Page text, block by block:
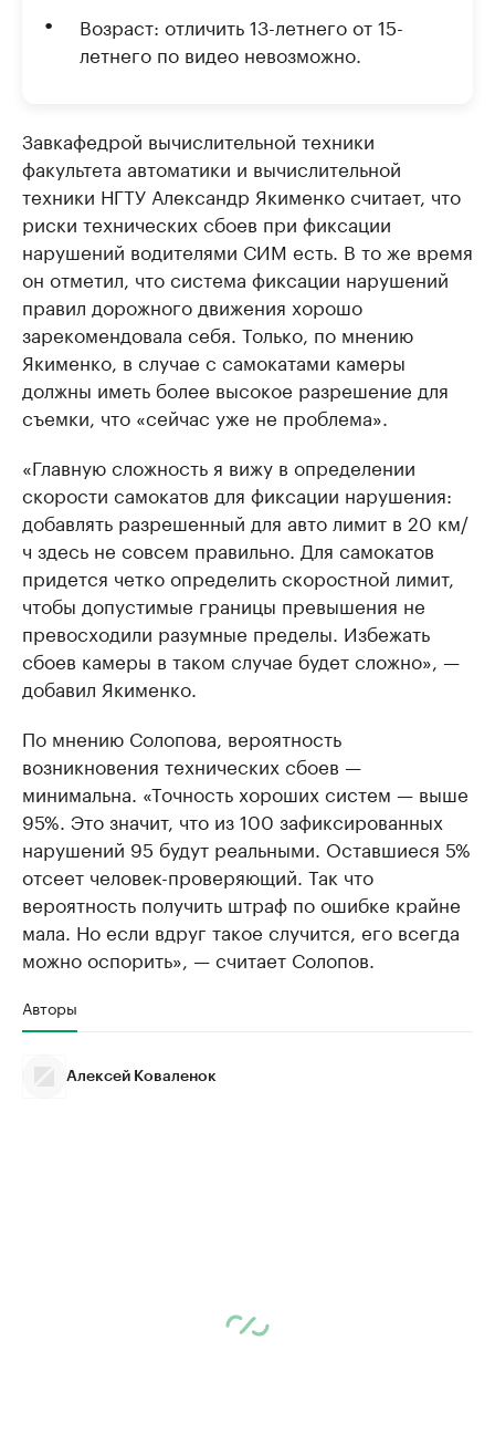
Возраст: отличить 13-летнего от 15-
летнего по видео невозможно.
Завкафедрой вычислительной техники
факультета автоматики и вычислительной
техники НГТУ Александр Якименко считает, что
риски технических сбоев при фиксации
нарушений водителями СИМ есть. В то же время
он отметил, что система фиксации нарушений
правил дорожного движения хорошо
зарекомендовала себя. Только, по мнению
Якименко, в случае с самокатами камеры
должны иметь более высокое разрешение для
съемки, что «сейчас уже не проблема».
«Главную сложность я вижу в определении
скорости самокатов для фиксации нарушения:
добавлять разрешенный для авто лимит в 20 км/
ч здесь не совсем правильно. Для самокатов
придется четко определить скоростной лимит,
чтобы допустимые границы превышения не
превосходили разумные пределы. Избежать
сбоев камеры в таком случае будет сложно», —
добавил Якименко.
По мнению Солопова, вероятность
возникновения технических сбоев —
минимальна. «Точность хороших систем — выше
95%. Это значит, что из 100 зафиксированных
нарушений 95 будут реальными. Оставшиеся 5%
отсеет человек-проверяющий. Так что
вероятность получить штраф по ошибке крайне
мала. Но если вдруг такое случится, его всегда
можно оспорить», — считает Солопов.
Авторы
Алексей Коваленок